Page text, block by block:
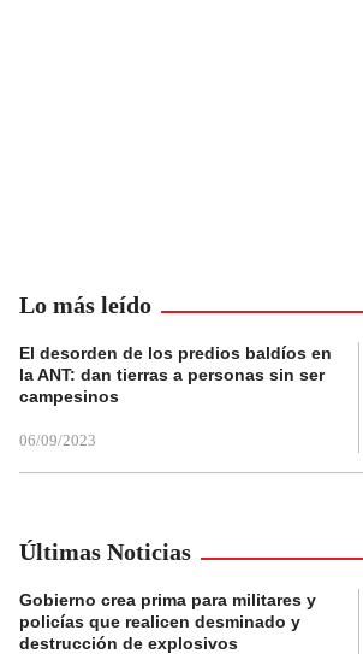
Lo más leído
El desorden de los predios baldíos en
la ANT: dan tierras a personas sin ser
campesinos
06/09/2023
Últimas Noticias
Gobierno crea prima para militares y
policías que realicen desminado y
destrucción de explosivos